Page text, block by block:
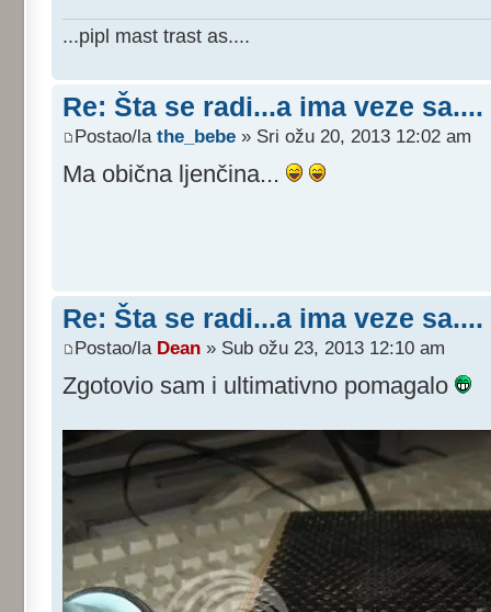
...pipl mast trast as....
Re: Šta se radi...a ima veze sa....
Postao/la the_bebe » Sri ožu 20, 2013 12:02 am
Ma obična ljenčina...
Re: Šta se radi...a ima veze sa....
Postao/la Dean » Sub ožu 23, 2013 12:10 am
Zgotovio sam i ultimativno pomagalo